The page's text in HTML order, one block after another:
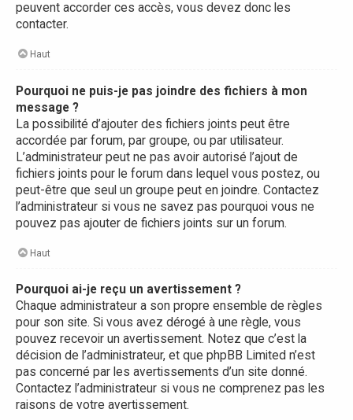
peuvent accorder ces accès, vous devez donc les
contacter.
Haut
Pourquoi ne puis-je pas joindre des fichiers à mon
message ?
La possibilité d’ajouter des fichiers joints peut être
accordée par forum, par groupe, ou par utilisateur.
L’administrateur peut ne pas avoir autorisé l’ajout de
fichiers joints pour le forum dans lequel vous postez, ou
peut-être que seul un groupe peut en joindre. Contactez
l’administrateur si vous ne savez pas pourquoi vous ne
pouvez pas ajouter de fichiers joints sur un forum.
Haut
Pourquoi ai-je reçu un avertissement ?
Chaque administrateur a son propre ensemble de règles
pour son site. Si vous avez dérogé à une règle, vous
pouvez recevoir un avertissement. Notez que c’est la
décision de l’administrateur, et que phpBB Limited n’est
pas concerné par les avertissements d’un site donné.
Contactez l’administrateur si vous ne comprenez pas les
raisons de votre avertissement.